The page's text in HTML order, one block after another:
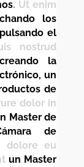
. Ut enim
los
el
nostrud
creando la
un
de
dolor in
Master de
de
dolore eu
un Master